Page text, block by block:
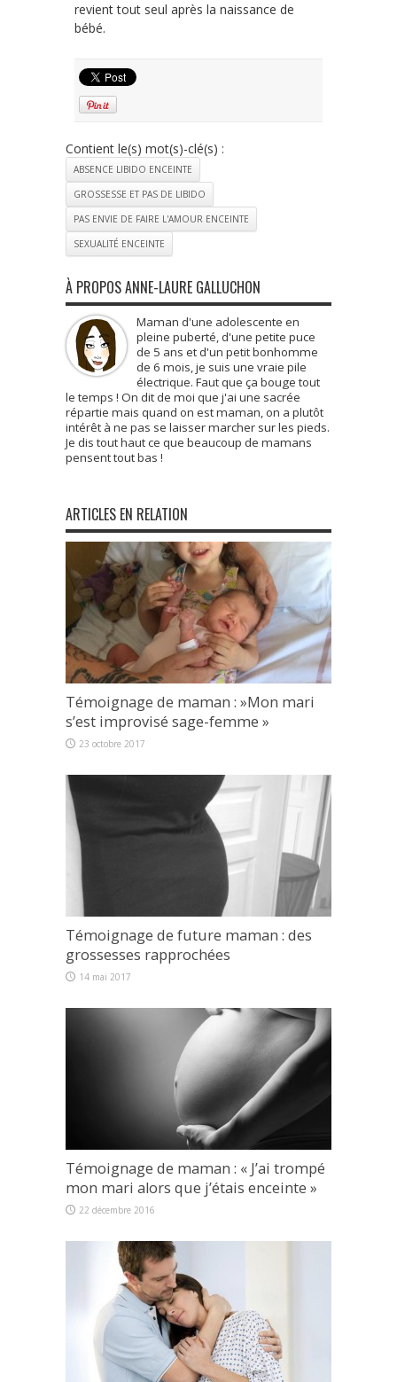
revient tout seul après la naissance de
bébé.
Contient le(s) mot(s)-clé(s) :
ABSENCE LIBIDO ENCEINTE
GROSSESSE ET PAS DE LIBIDO
PAS ENVIE DE FAIRE L'AMOUR ENCEINTE
SEXUALITÉ ENCEINTE
À PROPOS ANNE-LAURE GALLUCHON
Maman d'une adolescente en
pleine puberté, d'une petite puce
de 5 ans et d'un petit bonhomme
de 6 mois, je suis une vraie pile
électrique. Faut que ça bouge tout
le temps ! On dit de moi que j'ai une sacrée
répartie mais quand on est maman, on a plutôt
intérêt à ne pas se laisser marcher sur les pieds.
Je dis tout haut ce que beaucoup de mamans
pensent tout bas !
ARTICLES EN RELATION
Témoignage de maman : »Mon mari
s’est improvisé sage-femme »
23 octobre 2017
Témoignage de future maman : des
grossesses rapprochées
14 mai 2017
Témoignage de maman : « J’ai trompé
mon mari alors que j’étais enceinte »
22 décembre 2016